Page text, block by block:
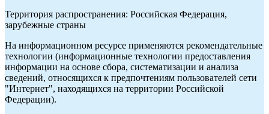
Территория распространения: Российская Федерация,
зарубежные страны
На информационном ресурсе применяются рекомендательные
технологии (информационные технологии предоставления
информации на основе сбора, систематизации и анализа
сведений, относящихся к предпочтениям пользователей сети
"Интернет", находящихся на территории Российской
Федерации).